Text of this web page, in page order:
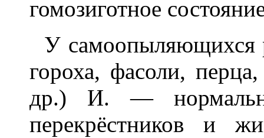
гомозиготное
У самоопыляющихся
гороха, фасоли,
др.) И. —
перекрёстников и